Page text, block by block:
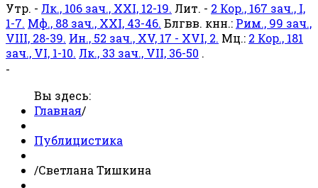
Утр. - Лк., 106 зач., XXI, 12-19. Лит. - 2 Кор., 167 зач., I,
1-7. Мф., 88 зач., XXI, 43-46. Блгвв. кнн.: Рим., 99 зач.,
VIII, 28-39. Ин., 52 зач., XV, 17 - XVI, 2. Мц.: 2 Кор., 181
зач., VI, 1-10. Лк., 33 зач., VII, 36-50 .
-
Вы здесь:
Главная/
Публицистика
/Светлана Тишкина